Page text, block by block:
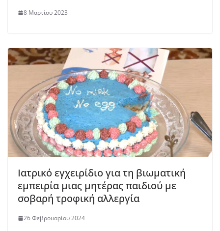
8 Μαρτίου 2023
Ιατρικό εγχειρίδιο για τη βιωματική
εμπειρία μιας μητέρας παιδιού με
σοβαρή τροφική αλλεργία
26 Φεβρουαρίου 2024